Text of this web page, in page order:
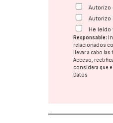
Autorizo
Autorizo
He
Responsable:
relacionados
llevar a cabo
Acceso,
considera que
Datos